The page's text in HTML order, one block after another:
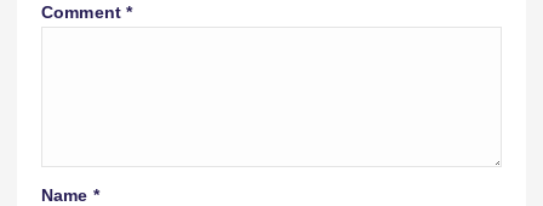
Comment*
Name *